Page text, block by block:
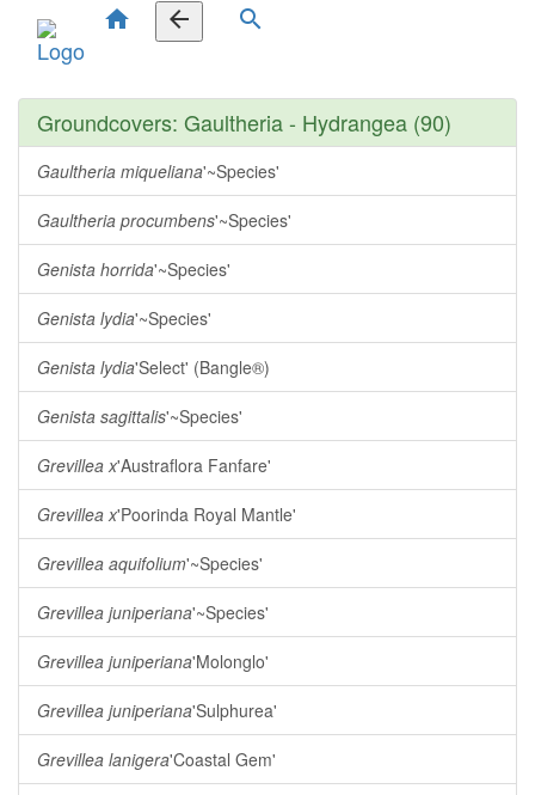
home arrow_back search
Groundcovers: Gaultheria - Hydrangea (90)
Gaultheria miqueliana'~Species'
Gaultheria procumbens'~Species'
Genista horrida'~Species'
Genista lydia'~Species'
Genista lydia'Select' (Bangle®)
Genista sagittalis'~Species'
Grevillea x'Austraflora Fanfare'
Grevillea x'Poorinda Royal Mantle'
Grevillea aquifolium'~Species'
Grevillea juniperiana'~Species'
Grevillea juniperiana'Molonglo'
Grevillea juniperiana'Sulphurea'
Grevillea lanigera'Coastal Gem'